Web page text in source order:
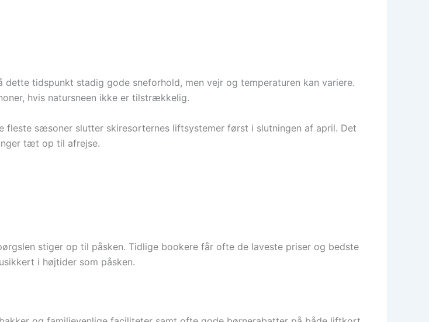
tidspunkt stadig gode sneforhold, men vejr og temperaturen kan variere.
hvis natursneen ikke er tilstrækkelig.
fleste sæsoner slutter skiresorternes liftsystemer først i slutningen af april. Det
tæt op til afrejse.
stiger op til påsken. Tidlige bookere får ofte de laveste priser og bedste
i højtider som påsken.